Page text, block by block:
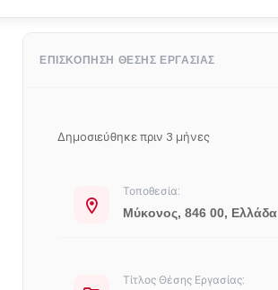
ΕΠΙΣΚΌΠΗΣΗ ΘΈΣΗΣ ΕΡΓΑΣΊΑΣ
Δημοσιεύθηκε πριν 3 μήνες
Τοποθεσία:
Μύκονος, 846 00, Ελλάδα
Τίτλος Θέσης Εργασίας: